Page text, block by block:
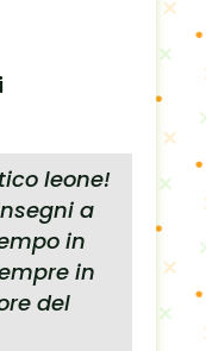
leone!
a
in
in
del